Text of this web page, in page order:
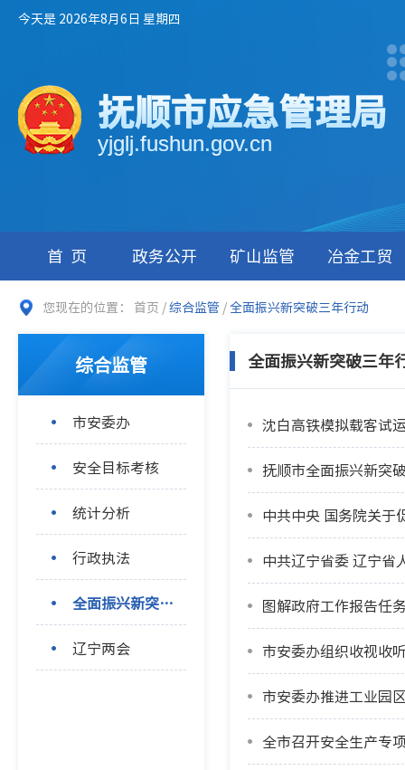
今天是 2026年8月6日 星期四
抚顺市应急管理局
yjglj.fushun.gov.cn
首页 政务公开 矿山监管 冶金工贸
您现在的位置： 首页 /综合监管 /全面振兴新突破三年行动
综合监管
市安委办
安全目标考核
统计分析
行政执法
全面振兴新突破三年行动
辽宁两会
全面振兴新突破三年
沈白高铁模拟载客试
抚顺市全面振兴新突
中共中央 国务院关于
中共辽宁省委 辽宁省
图解政府工作报告任
市安委办组织收视收
市安委办推进工业园
全市召开安全生产专